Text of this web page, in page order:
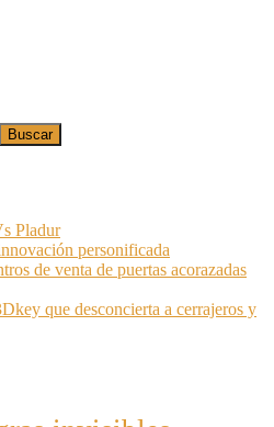
Pladur
personificada
de venta de puertas acorazadas
que desconcierta a cerrajeros y